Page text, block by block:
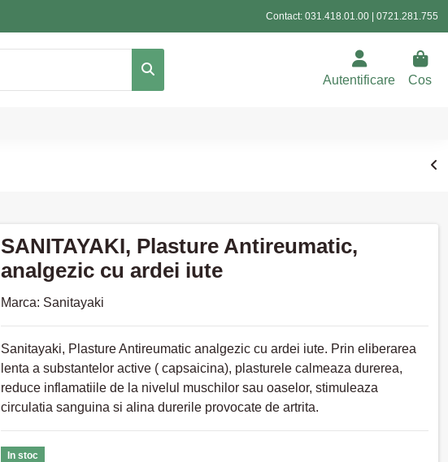
Contact: 031.418.01.00 0721.281.755
Autentificare Cos
SANITAYAKI, Plasture Antireumatic,
analgezic cu ardei iute
Marca: Sanitayaki
Sanitayaki, Plasture Antireumatic analgezic cu ardei iute. Prin eliberarea
lenta a substantelor active ( capsaicina), plasturele calmeaza durerea,
reduce inflamatiile de la nivelul muschilor sau oaselor, stimuleaza
circulatia sanguina si alina durerile provocate de artrita.
In stoc